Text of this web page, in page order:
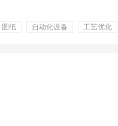
图纸 自动化设备
工艺优化